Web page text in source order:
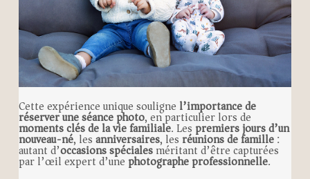
Cette expérience unique souligne l’importance de
réserver une séance photo, en particulier lors de
moments clés de la vie familiale. Les premiers jours d’un
nouveau-né, lesanniversaires, lesréunions de famille:
autant d’occasions spécialesméritant d’être capturées
par l’œil expert d’une photographe professionnelle.